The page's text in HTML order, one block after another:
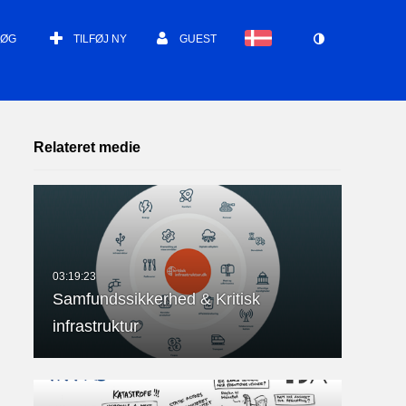
TILFØJ NY GUEST
Relateret medie
Samfundssikkerhed & Kritisk
infrastruktur